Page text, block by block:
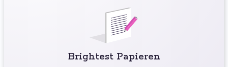
Brightest Papieren